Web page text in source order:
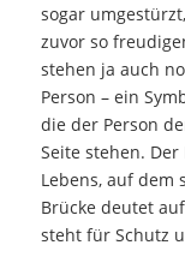
sogar
zuvor so
stehen ja auch
Person – ein
die der Person
Seite stehen.
Lebens, auf dem
Brücke deutet
steht für Schutz